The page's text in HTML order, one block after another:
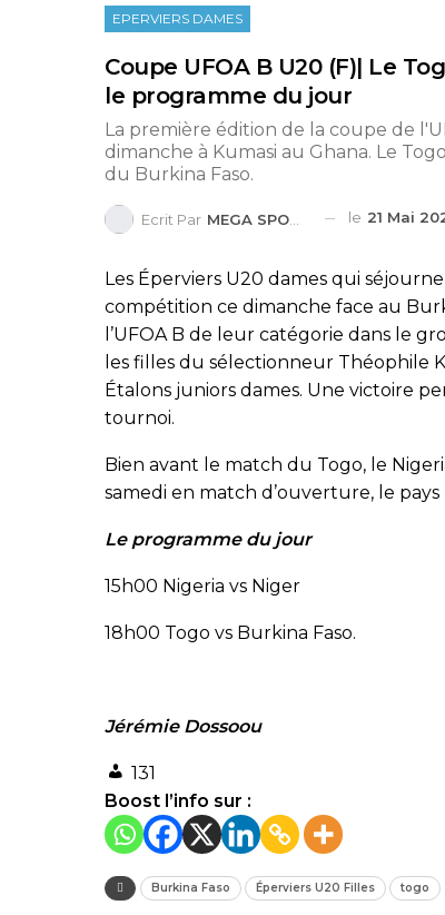
EPERVIERS DAMES
Coupe UFOA B U20 (F)| Le
le programme du jour
La première édition de la coupe de
dimanche à Kumasi au Ghana. Le
du Burkina Faso.
Ecrit Par MEGA SPORTS le 21 Mai
Les Éperviers U20 dames qui
compétition ce dimanche face au
l’UFOA B de leur catégorie dans le
les filles du sélectionneur Théophile
Étalons juniors dames. Une victoire
tournoi.
Bien avant le match du Togo, le
samedi en match d’ouverture, le
Le programme du jour
15h00 Nigeria vs Niger
18h00 Togo vs Burkina Faso.
Jérémie Dossoou
131
Boost l’info sur :
Burkina Faso Éperviers U20 Filles togo